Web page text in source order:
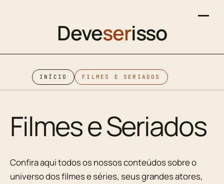
Deveserisso
INÍCIO FILMES E SERIADOS
Filmes e Seriados
Confira aqui todos os nossos conteúdos sobre o
universo dos filmes e séries, seus grandes atores,